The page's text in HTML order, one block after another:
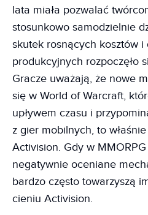
lata miała pozwalać
stosunkowo samodzielnie
skutek rosnących kosztów i
produkcyjnych rozpoczęło
Gracze uważają, że nowe
się w World of Warcraft,
upływem czasu i
z gier mobilnych, to
Activision. Gdy w
negatywnie oceniane
bardzo często towarzyszą
cieniu Activision.